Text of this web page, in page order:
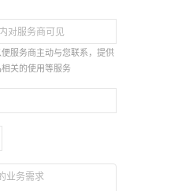
服务商主动与您联系，提供
关的使用等服务